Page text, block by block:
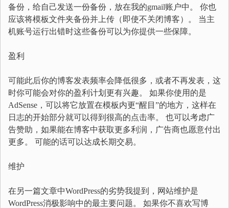
备份，给自己发送一份备份，放在我的gmail账户中。 你也
应该将模板文件夹备份并上传（即使不关闭博客）。 当主
机账号运行出错时这些备份可以为你提供一些保障。
盈利
可能此后你的博客发表频率会降低很多，或者不再发表，这
时你可能会对你的盈利计划更有兴趣。 如果你使用的是
AdSense，可以将它放置在模板内更“醒目”的地方，这样在
日志的开始部分就可以得到很高的点击率。 也可以考虑广
告赞助，如果能在博客中获取更多利润，广告商也愿意付出
更多。 可能的话可以达成长期交易。
维护
在另一篇文章中WordPress的劣势我提到，网站维护是
WordPress消极影响中的最主要问题。 如果你不喜欢写博